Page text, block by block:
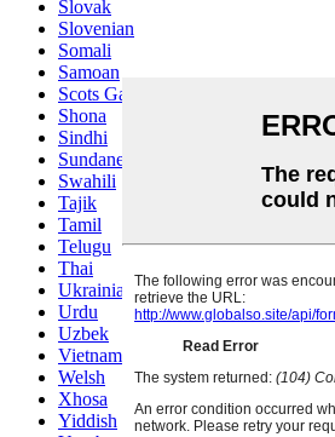
Slovak
Slovenian
Somali
Samoan
Scots Gaelic
Shona
Sindhi
Sundanese
Swahili
Tajik
Tamil
Telugu
Thai
Ukrainian
Urdu
Uzbek
Vietnamese
Welsh
Xhosa
Yiddish